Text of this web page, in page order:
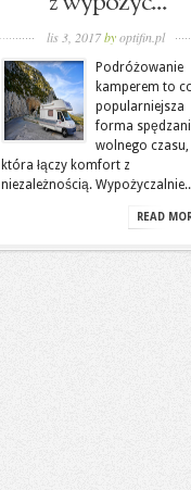
lis 3, 2017by optifin.pl
Podróżowanie
kamperem to
popularniejsza
forma
wolnego czasu,
która łączy komfort z
niezależnością.
READ